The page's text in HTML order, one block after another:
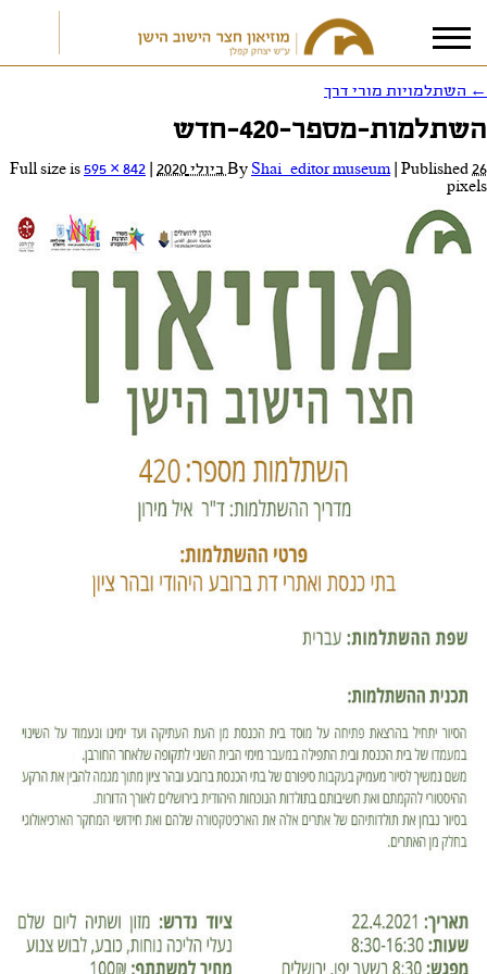
אני מאשר/ת אתתנאי הפרטיות
← השתלמויות מורי דרך
השתלמות-מספר-420-חדש
By Shai_editor museum Published26 ביולי 2020
595 × 842
pixels